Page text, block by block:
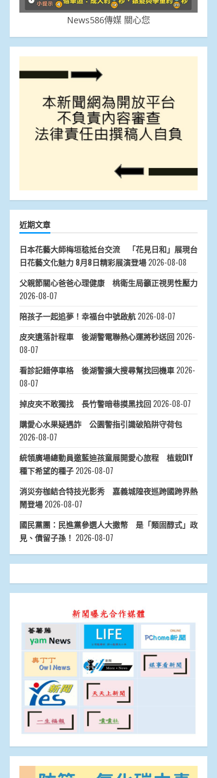
News586傳媒 關心您
近期文章
日本花藝大師梅垣稔抵台交流 「花見日和」展現台
日花藝文化魅力 8月8日精彩展演登場 2026-08-08
父親節關心爸爸心理健康 桃衛生局籲正視男性壓力
2026-08-07
陪孩子一起追夢！幸福台中號啟航 2026-08-07
皮夾遺落計程車 後湖警電聯熱心運將秒送回 2026-
08-07
看診記錯停車格 後湖警擴大搜尋幫找回機車 2026-
08-07
掉皮夾不敢獨找 長竹警暗巷摸黑找回 2026-08-07
購愛心水果疑遇詐 公園警指引識破陷阱守荷包
2026-08-07
統領廣場總動員邀藍迪孩童展開愛心旅程 植栽DIY
種下希望的種子 2026-08-07
消災夯枷結合特技光影秀 嘉義城隍夜巡跨國跨界熱
鬧登場 2026-08-07
國民黨團：民進黨參選人大撒幣 是「類固醇式」政
見、債留子孫！ 2026-08-07